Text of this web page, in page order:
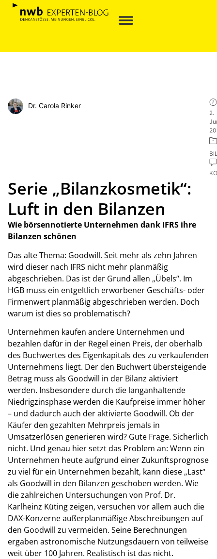
Dr. Carola Rinker
2.
Serie „Bilanzkosmetik“:
Luft in den Bilanzen
Wie börsennotierte Unternehmen dank IFRS ihre
Bilanzen schönen
Das alte Thema: Goodwill. Seit mehr als zehn Jahren
wird dieser nach IFRS nicht mehr planmäßig
abgeschrieben. Das ist der Grund allen „Übels“. Im
HGB muss ein entgeltlich erworbener Geschäfts- oder
Firmenwert planmäßig abgeschrieben werden. Doch
warum ist dies so problematisch?
Unternehmen kaufen andere Unternehmen und
bezahlen dafür in der Regel einen Preis, der oberhalb
des Buchwertes des Eigenkapitals des zu verkaufenden
Unternehmens liegt. Der den Buchwert übersteigende
Betrag muss als Goodwill in der Bilanz aktiviert
werden. Insbesondere durch die langanhaltende
Niedrigzinsphase werden die Kaufpreise immer höher
– und dadurch auch der aktivierte Goodwill. Ob der
Käufer den gezahlten Mehrpreis jemals in
Umsatzerlösen generieren wird? Gute Frage. Sicherlich
nicht. Und genau hier setzt das Problem an: Wenn ein
Unternehmen heute aufgrund einer Zukunftsprognose
zu viel für ein Unternehmen bezahlt, kann diese „Last“
als Goodwill in den Bilanzen geschoben werden. Wie
die zahlreichen Untersuchungen von Prof. Dr.
Karlheinz Küting zeigen, versuchen vor allem auch die
DAX-Konzerne außerplanmäßige Abschreibungen auf
den Goodwill zu vermeiden. Seine Berechnungen
ergaben astronomische Nutzungsdauern von teilweise
weit über 100 Jahren. Realistisch ist das nicht.